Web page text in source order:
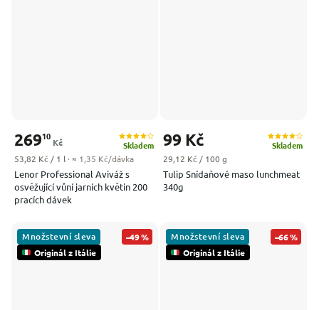
Lenor Professional Aviváž s
osvěžující vůní jarních květin 200
pracích dávek
Skladem
26910
Kč
Měrná cena:
53,82 Kč / 1 l · ≈ 1,35 Kč/dávka
Tulip Snídaňové maso lunchmeat
340g
Skladem
99 Kč
Měrná cena:
29,12 Kč / 100 g
Originál z Itálie
Množstevní sleva –49 %
Originál z Itálie
Množstevní sleva –66 %